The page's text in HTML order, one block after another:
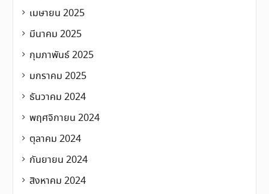
เมษายน 2025
มีนาคม 2025
กุมภาพันธ์ 2025
มกราคม 2025
ธันวาคม 2024
พฤศจิกายน 2024
ตุลาคม 2024
กันยายน 2024
สิงหาคม 2024